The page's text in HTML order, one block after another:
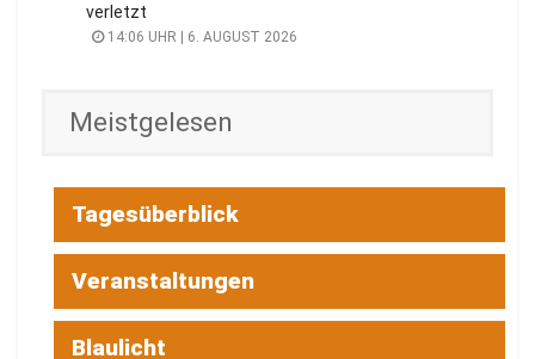
verletzt
14:06 UHR | 6. AUGUST 2026
Meistgelesen
Tagesüberblick
Veranstaltungen
Blaulicht